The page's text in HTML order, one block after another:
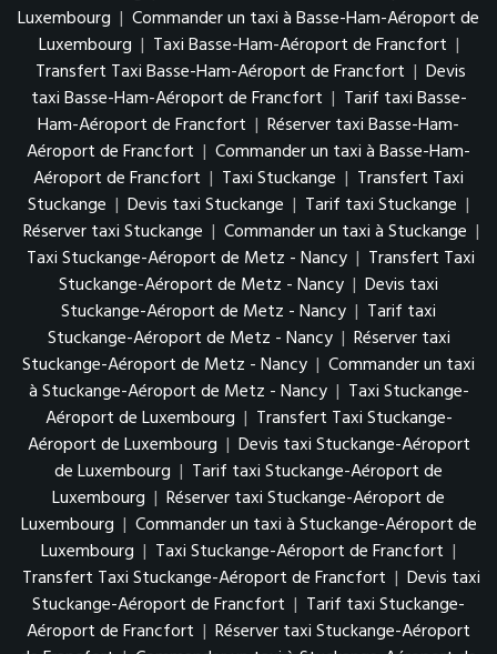
Luxembourg | Commander un taxi à Basse-Ham-Aéroport de
Luxembourg | Taxi Basse-Ham-Aéroport de Francfort |
Transfert Taxi Basse-Ham-Aéroport de Francfort | Devis
taxi Basse-Ham-Aéroport de Francfort | Tarif taxi Basse-
Ham-Aéroport de Francfort | Réserver taxi Basse-Ham-
Aéroport de Francfort | Commander un taxi à Basse-Ham-
Aéroport de Francfort | Taxi Stuckange | Transfert Taxi
Stuckange | Devis taxi Stuckange | Tarif taxi Stuckange |
Réserver taxi Stuckange | Commander un taxi à Stuckange |
Taxi Stuckange-Aéroport de Metz - Nancy | Transfert Taxi
Stuckange-Aéroport de Metz - Nancy | Devis taxi
Stuckange-Aéroport de Metz - Nancy | Tarif taxi
Stuckange-Aéroport de Metz - Nancy | Réserver taxi
Stuckange-Aéroport de Metz - Nancy | Commander un taxi
à Stuckange-Aéroport de Metz - Nancy | Taxi Stuckange-
Aéroport de Luxembourg | Transfert Taxi Stuckange-
Aéroport de Luxembourg | Devis taxi Stuckange-Aéroport
de Luxembourg | Tarif taxi Stuckange-Aéroport de
Luxembourg | Réserver taxi Stuckange-Aéroport de
Luxembourg | Commander un taxi à Stuckange-Aéroport de
Luxembourg | Taxi Stuckange-Aéroport de Francfort |
Transfert Taxi Stuckange-Aéroport de Francfort | Devis taxi
Stuckange-Aéroport de Francfort | Tarif taxi Stuckange-
Aéroport de Francfort | Réserver taxi Stuckange-Aéroport